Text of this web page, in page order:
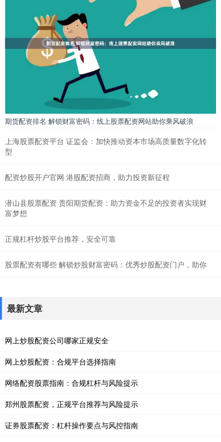
期货配资排名 解锁财富密码：线上股票配资网站助你乘风破浪
上海股票配资平台 证监会：加快推动资本市场高质量数字化转
型
配资炒股开户官网 港股配资招商，助力投资新征程
潜山县股票配资 贵阳期货配资：助力资金不足的投资者实现财
富梦想
正规杠杆炒股平台推荐，安全可靠
股票配资有哪些 解锁炒股财富密码：优秀炒股配资门户，助你
最新文章
网上炒股配资公司哪家正规安全
网上炒股配资：合规平台选择指南
网络配资股票指南：合规杠杆与风险提示
郑州股票配资，正规平台推荐与风险提示
证券股票配资：杠杆操作要点与风控指南